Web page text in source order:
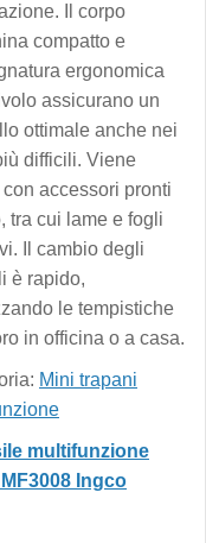
Il corpo
compatto e
ergonomica
assicurano un
ottimale anche nei
difficili. Viene
accessori pronti
tra cui lame e fogli
Il cambio degli
è rapido,
le tempistiche
in officina o a casa.
Mini trapani
multifunzione
Ingco